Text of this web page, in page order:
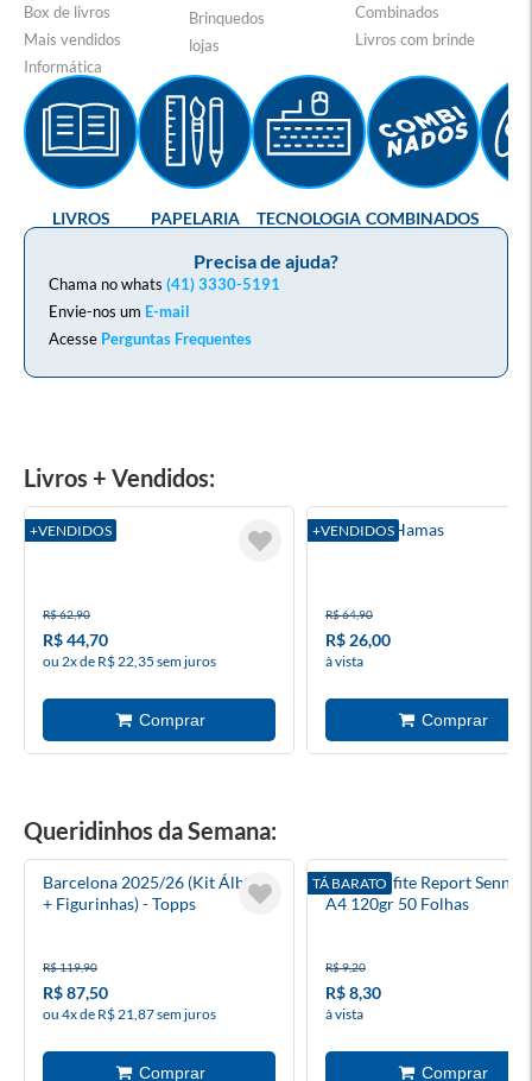
Box de livros
Mais vendidos
Informática
Brinquedos
lojas
Combinados
Livros com brinde
Precisa de ajuda?
Chama no whats (41) 3330-5191
Envie-nos um E-mail
Acesse Perguntas Frequentes
LIVROS PAPELARIA TECNOLOGIA COMBINADOS
Livros + Vendidos:
+VENDIDOS
Azul Haiti
R$ 62,90
R$ 44,70
ou 2x de R$ 22,35 sem juros
+VENDIDOS
Filho Do Hamas
R$ 64,90
R$ 26,00
à vista
Queridinhos da Semana:
Barcelona 2025/26 (Kit Álbum
+ Figurinhas) - Topps
R$ 119,90
R$ 87,50
ou 4x de R$ 21,87 sem juros
TÁ BARATO
Papel Sulfite Report
A4 120gr 50 Folhas
R$ 9,20
R$ 8,30
à vista